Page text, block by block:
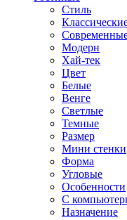
Стиль
Модерн
Хай-тек
Цвет
Белые
Венге
Светлые
Темные
Размер
Мини стенки
Форма
Угловые
Особенности
С
Назначение